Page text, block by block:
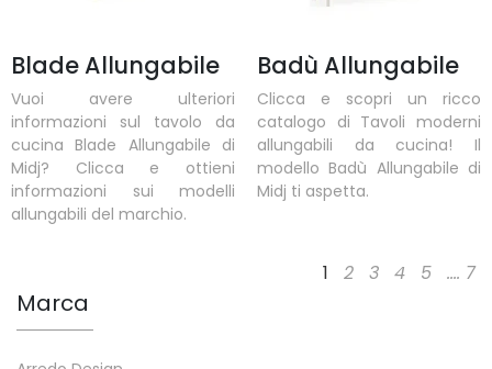
Blade Allungabile
Vuoi avere ulteriori
informazioni sul tavolo da
cucina Blade Allungabile di
Midj? Clicca e ottieni
informazioni sui modelli
allungabili del marchio.
Badù Allungabile
Clicca e scopri un ricco
catalogo di Tavoli moderni
allungabili da cucina! Il
modello Badù Allungabile di
Midj ti aspetta.
1 2 3 4 5 .... 7
Marca